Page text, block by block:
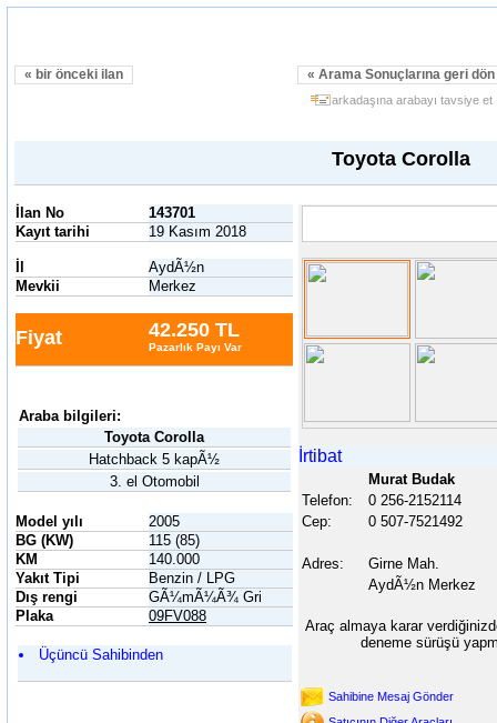
« bir önceki ilan « Arama Sonuçlarına geri dön
arkadaşına arabayı tavsiye et
Toyota Corolla
İlan No
143701
Kayıt tarihi
19 Kasım 2018
AydÃ½n
Mevkii
Merkez
Fiyat 42.250 TL
Pazarlık Payı Var
Araba bilgileri:
Toyota Corolla
Hatchback 5 kapÃ½
3. el Otomobil
Model yılı
2005
BG (KW)
115 (85)
KM
140.000
Yakıt Tipi
Benzin / LPG
Dış rengi
GÃ¼mÃ¼Ã¾ Gri
Plaka
09FV088
Üçüncü Sahibinden
İrtibat
Murat Budak
Telefon:
0 256-2152114
Cep:
0 507-7521492
Adres:
Girne Mah.
AydÃ½n Merkez
Araç almaya karar
deneme sürüşü
Sahibine Mesaj Gönder